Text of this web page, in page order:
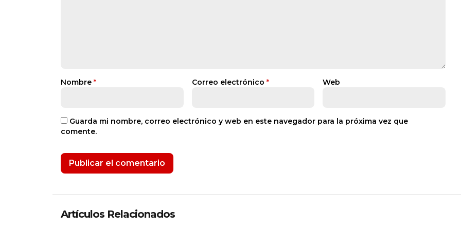
Nombre * Correo electrónico * Web
Guarda mi nombre, correo electrónico y web en este navegador para la próxima vez que
comente.
Artículos Relacionados